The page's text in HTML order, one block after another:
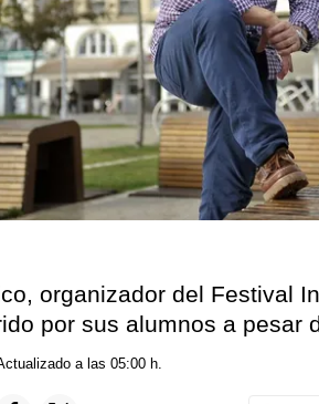
organizador del Festival
por sus alumnos a pesar
a las 05:00 h.